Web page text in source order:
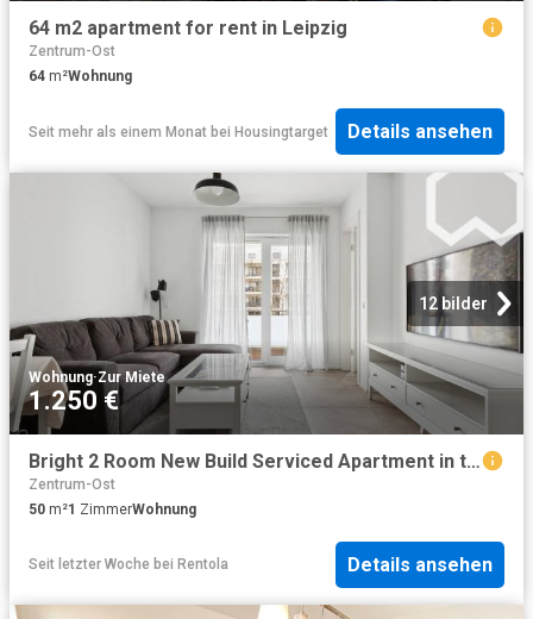
64 m2 apartment for rent in Leipzig
Zentrum-Ost
64 m²Wohnung
Seit mehr als einem Monat bei Housingtarget Details ansehen
12 bilder
Wohnung·Zur Miete
1.250 €
Bright 2 Room New Build Serviced Apartment in the DFB Founding House, Fully Furnished with a South Facing Balcony, Leipzig Amsterdam Apartments for Rent
Zentrum-Ost
50 m²1 ZimmerWohnung
Seit letzter Woche bei Rentola Details ansehen